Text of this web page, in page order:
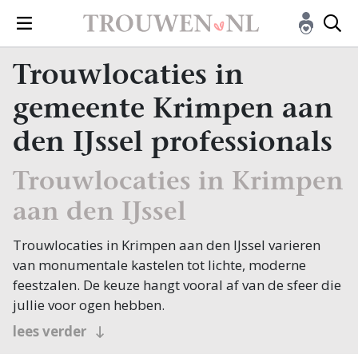
Trouwlocaties in
gemeente Krimpen aan
den IJssel professionals
Trouwlocaties in Krimpen
aan den IJssel
Trouwlocaties in Krimpen aan den IJssel varieren
van monumentale kastelen tot lichte, moderne
feestzalen. De keuze hangt vooral af van de sfeer die
jullie voor ogen hebben.
De gemeente ligt aan de Hollandse IJssel, waar de
lees verder